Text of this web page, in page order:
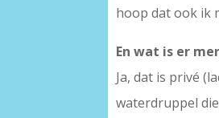
hoop dat ook ik
En wat is er
Ja, dat is privé
waterdruppel